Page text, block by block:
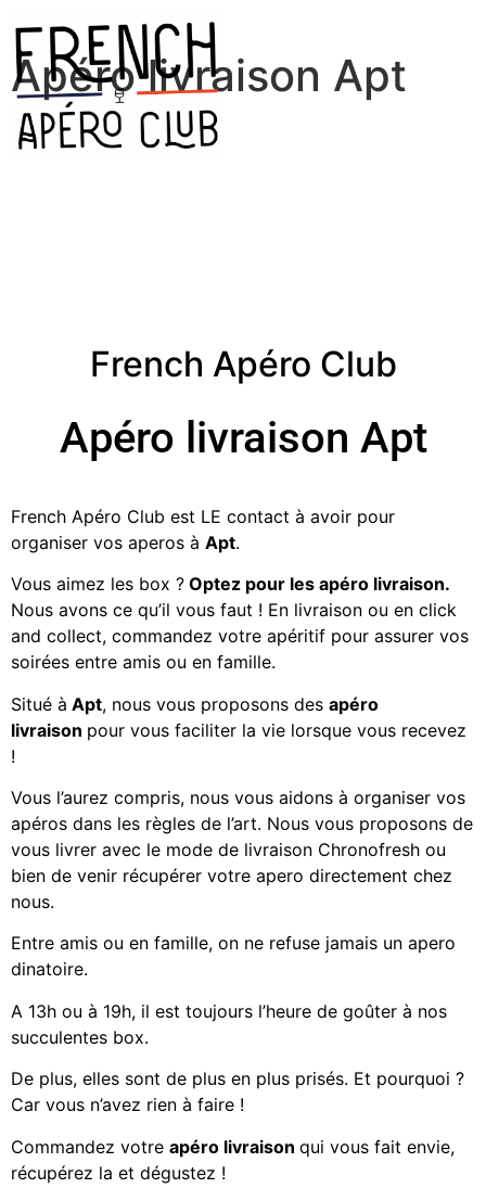
Apéro livraison Apt
French Apéro Club
Apéro livraison Apt
French Apéro Club est LE contact à avoir pour
organiser vos aperos à Apt.
Vous aimez les box ? Optez pour les apéro livraison.
Nous avons ce qu’il vous faut ! En livraison ou en click
and collect, commandez votre apéritif pour assurer vos
soirées entre amis ou en famille.
Situé à Apt, nous vous proposons des apéro
livraison pour vous faciliter la vie lorsque vous recevez
!
Vous l’aurez compris, nous vous aidons à organiser vos
apéros dans les règles de l’art. Nous vous proposons de
vous livrer avec le mode de livraison Chronofresh ou
bien de venir récupérer votre apero directement chez
nous.
Entre amis ou en famille, on ne refuse jamais un apero
dinatoire.
A 13h ou à 19h, il est toujours l’heure de goûter à nos
succulentes box.
De plus, elles sont de plus en plus prisés. Et pourquoi ?
Car vous n’avez rien à faire !
Commandez votre apéro livraison qui vous fait envie,
récupérez la et dégustez !